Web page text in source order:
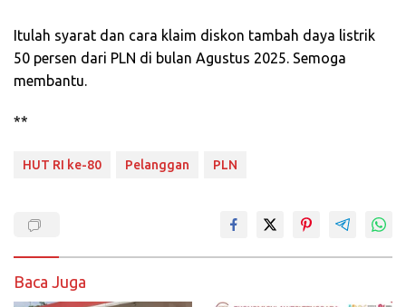
Itulah syarat dan cara klaim diskon tambah daya listrik
50 persen dari PLN di bulan Agustus 2025. Semoga
membantu.
**
HUT RI ke-80 Pelanggan PLN
Baca Juga